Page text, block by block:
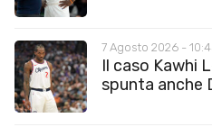
7 Agosto 2026 -
Il caso Kawhi
spunta anche